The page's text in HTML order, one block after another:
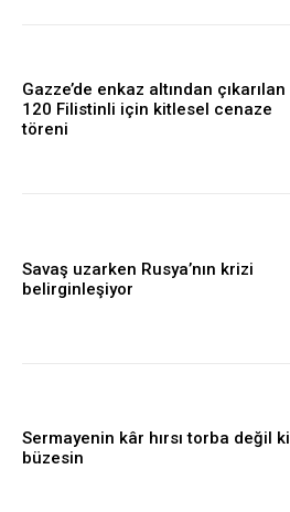
Gazze’de enkaz altından çıkarılan
120 Filistinli için kitlesel cenaze
töreni
Savaş uzarken Rusya’nın krizi
belirginleşiyor
Sermayenin kâr hırsı torba değil ki
büzesin